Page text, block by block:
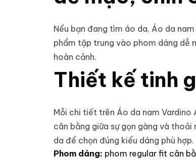
Nếu bạn đang tìm áo da, Áo da
phẩm tập trung vào phom dáng dễ
hoàn cảnh.
Thiết kế tinh
Mỗi chi tiết trên Áo da nam
cân bằng giữa sự gọn gàng và
da để chọn đúng kiểu dáng phù hợp.
Phom dáng: phom regular fit cân